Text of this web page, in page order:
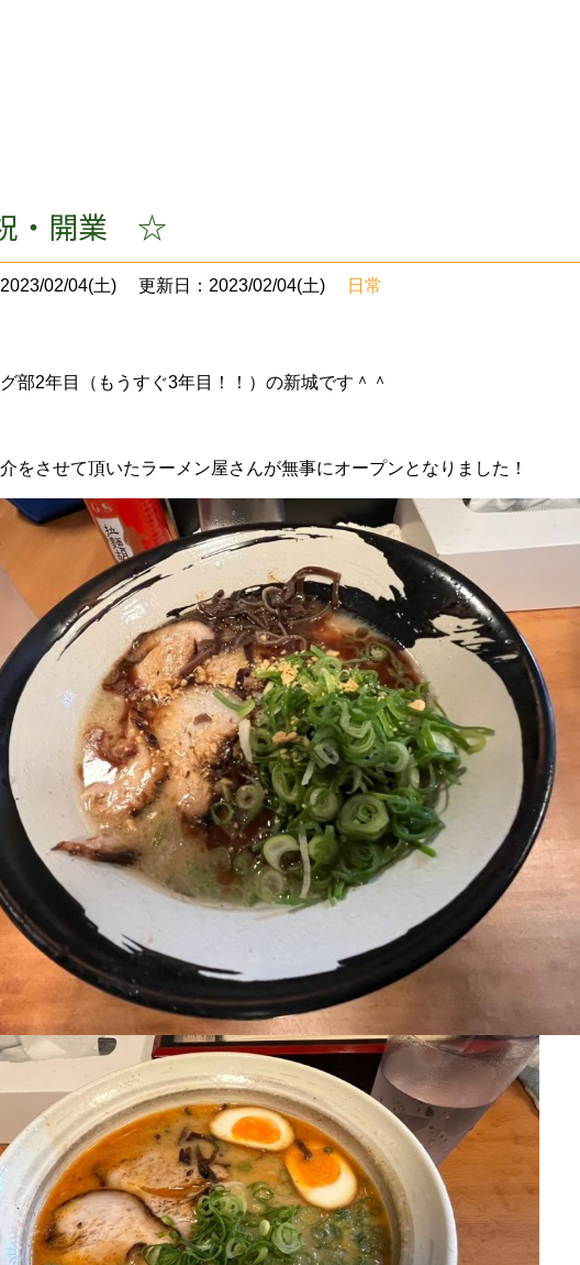
開業 ☆
02/04(土) 更新日：2023/02/04(土) 日常
部2年目（もうすぐ3年目！！）の新城です＾＾
をさせて頂いたラーメン屋さんが無事にオープンとなりました！